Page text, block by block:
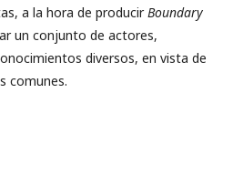
a la hora de producirBoundary
un conjunto de actores,
diversos, en vista de
comunes.